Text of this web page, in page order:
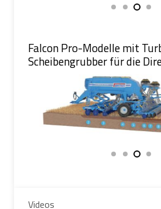
Falcon Pro-Modelle mit
Scheibengrubber für die
Videos